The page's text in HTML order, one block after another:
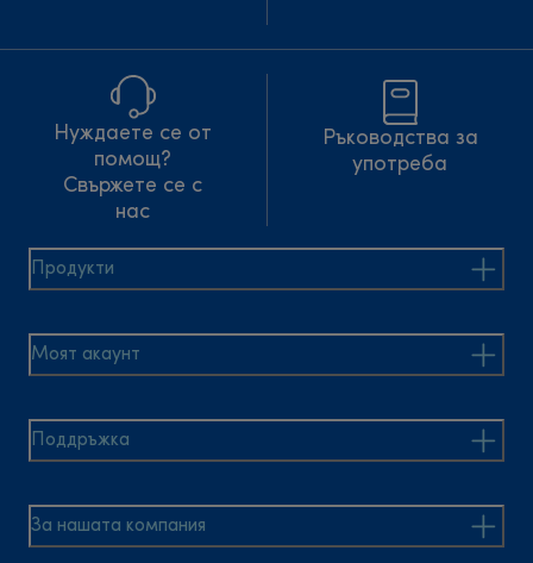
Нуждаете се от
помощ?
Свържете се с
нас
Ръководства за
употреба
Продукти
Моят акаунт
Поддръжка
За нашата компания